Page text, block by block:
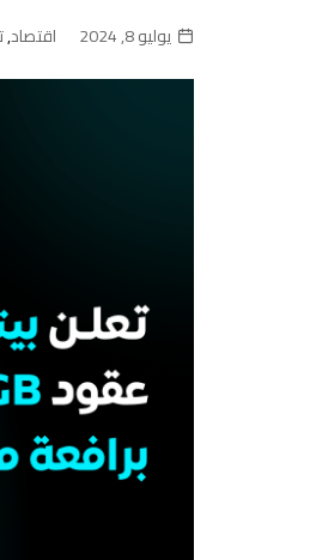
يوليو 8, 2024 اقتصاد,